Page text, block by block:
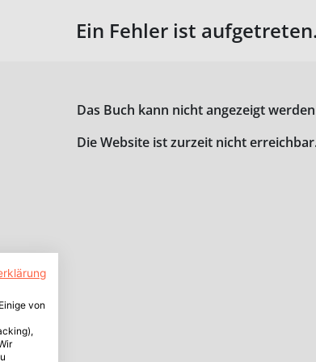
Ein Fehler ist aufgetreten.
Das Buch kann nicht angezeigt
Die Website ist zurzeit nicht
von